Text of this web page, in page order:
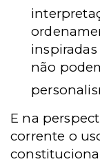
não
E na
corrente o